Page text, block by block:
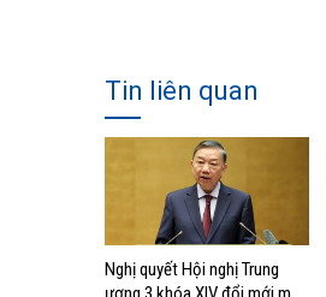
Tin liên quan
Nghị quyết Hội nghị Trung